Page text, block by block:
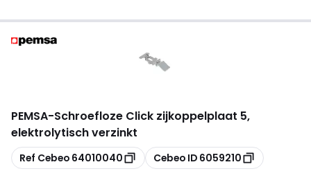
PEMSA-Schroefloze Click zijkoppelplaat 5,
elektrolytisch verzinkt
Kopiëren
Ref Cebeo 64010040 Kopiëren
Cebeo ID 6059210